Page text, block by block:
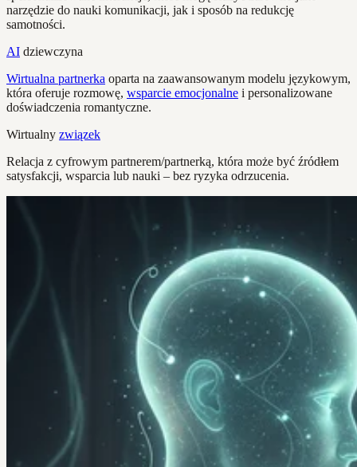
narzędzie do nauki komunikacji, jak i sposób na redukcję
samotności.
AI dziewczyna
Wirtualna partnerka oparta na zaawansowanym modelu językowym,
która oferuje rozmowę, wsparcie emocjonalne i personalizowane
doświadczenia romantyczne.
Wirtualny związek
Relacja z cyfrowym partnerem/partnerką, która może być źródłem
satysfakcji, wsparcia lub nauki – bez ryzyka odrzucenia.